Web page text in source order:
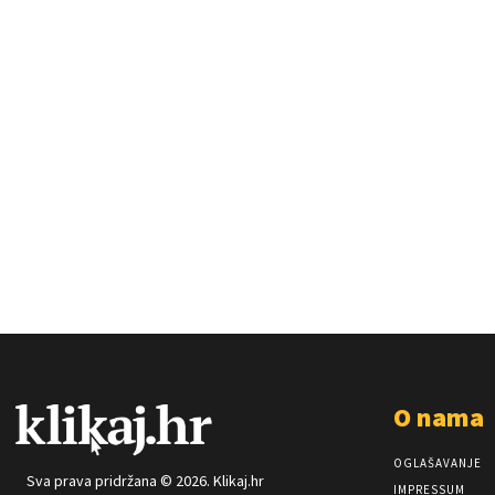
Sva prava pridržana © 2026. Klikaj.hr
O nama
OGLAŠAVANJE
IMPRESSUM